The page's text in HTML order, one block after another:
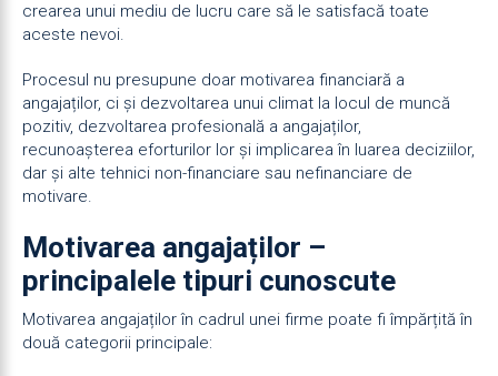
crearea unui mediu de lucru care să le satisfacă toate
aceste nevoi.
Procesul nu presupune doar motivarea financiară a
angajaților, ci și dezvoltarea unui climat la locul de muncă
pozitiv, dezvoltarea profesională a angajaților,
recunoașterea eforturilor lor și implicarea în luarea deciziilor,
dar și alte tehnici non-financiare sau nefinanciare de
motivare.
Motivarea angajaților –
principalele tipuri cunoscute
Motivarea angajaților în cadrul unei firme poate fi împărțită în
două categorii principale: